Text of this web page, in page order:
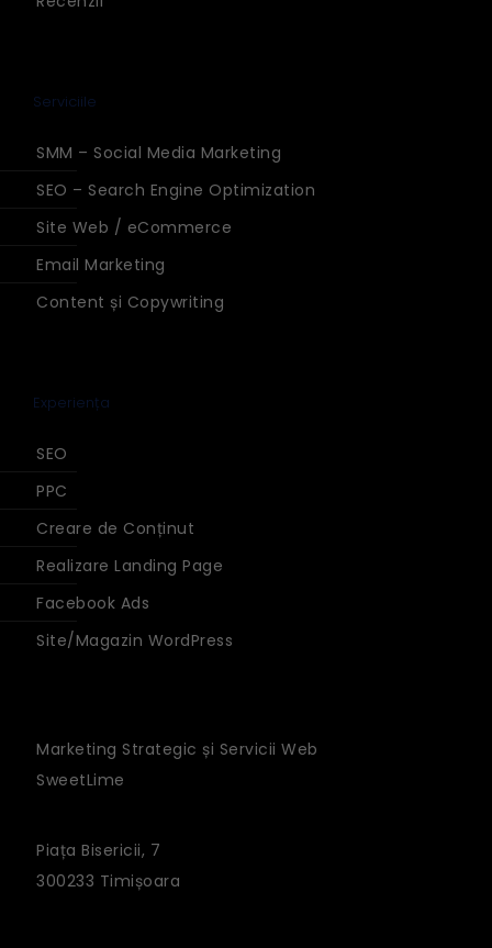
Serviciile
SMM – Social Media Marketing
SEO – Search Engine Optimization
Site Web / eCommerce
Email Marketing
Content și Copywriting
Experiența
SEO
PPC
Creare de Conținut
Realizare Landing Page
Facebook Ads
Site/Magazin WordPress
Marketing Strategic și Servicii Web
SweetLime
Piața Bisericii, 7
300233 Timișoara